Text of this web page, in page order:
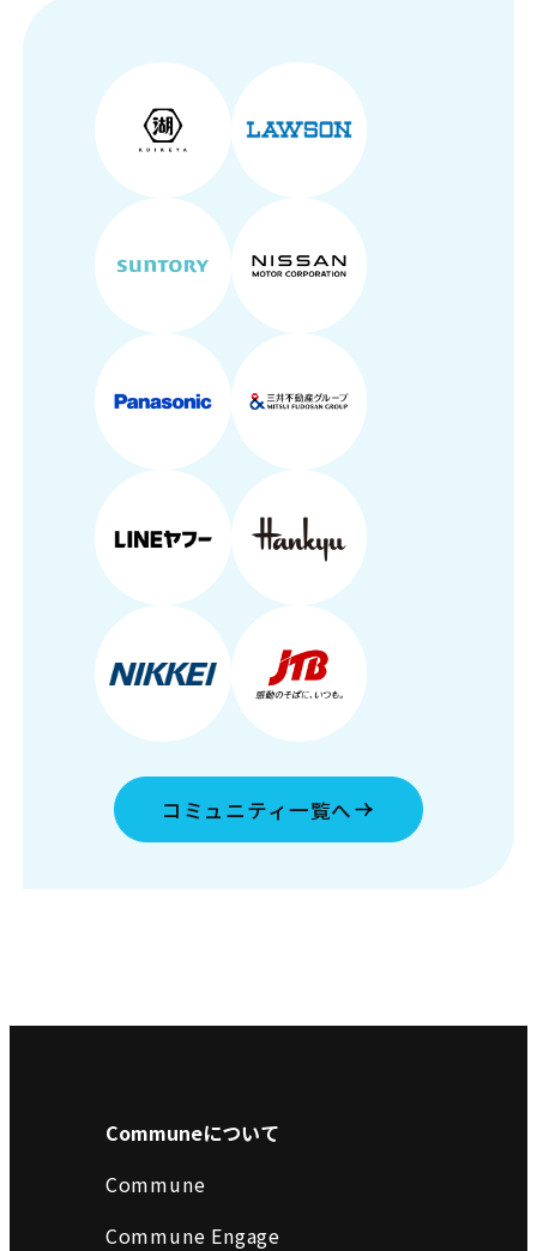
コミュニティ一覧へ
Communeについて
Commune
Commune Engage